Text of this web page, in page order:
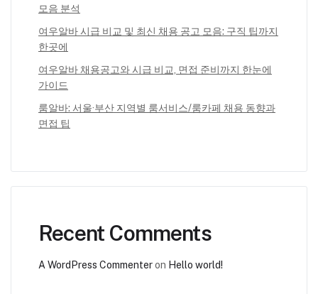
모음 분석
여우알바 시급 비교 및 최신 채용 공고 모음: 구직 팁까지
한곳에
여우알바 채용공고와 시급 비교, 면접 준비까지 한눈에
가이드
룸알바: 서울·부산 지역별 룸서비스/룸카페 채용 동향과
면접 팁
Recent Comments
A WordPress Commenteron Hello world!